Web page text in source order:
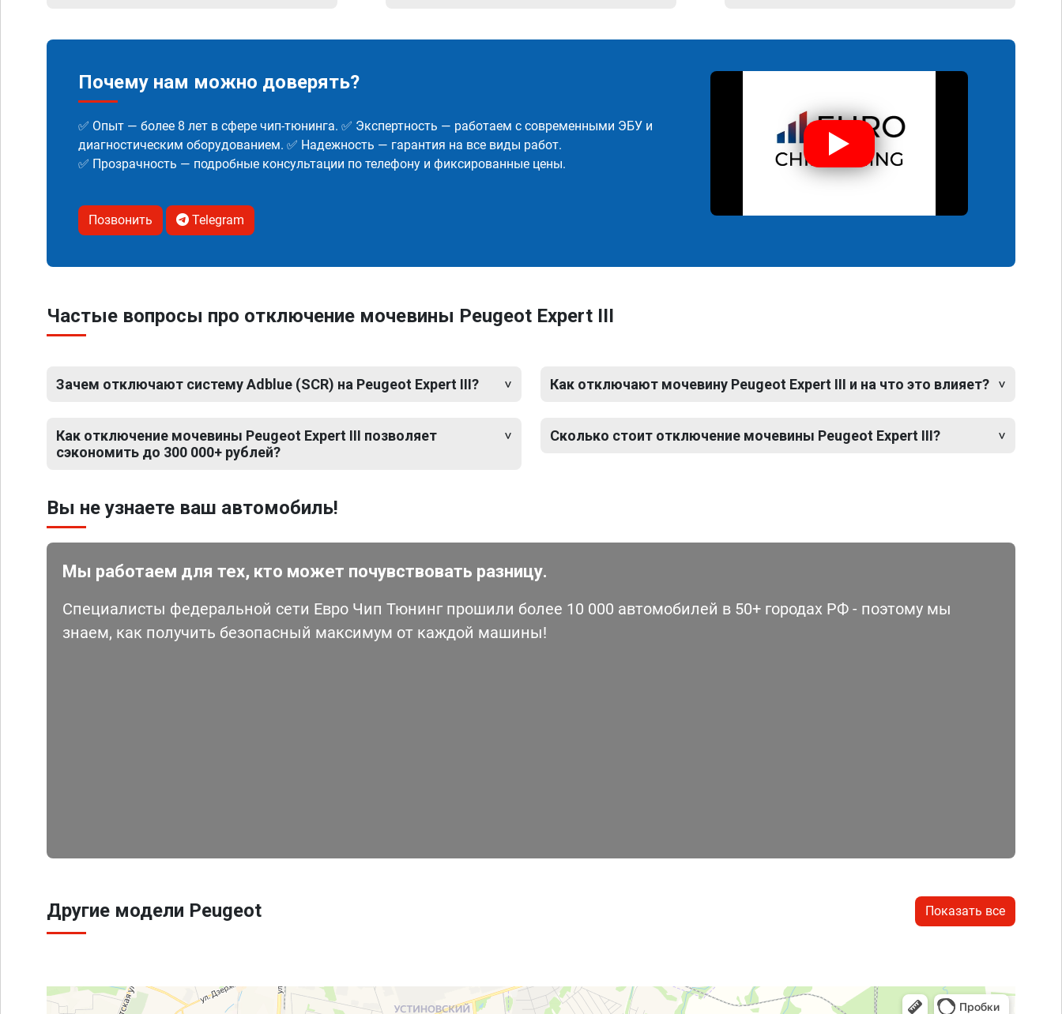
Почему нам можно доверять?
✅ Опыт — более 8 лет в сфере чип-тюнинга. ✅ Экспертность — работаем с современными ЭБУ и
диагностическим оборудованием. ✅ Надежность — гарантия на все виды работ.
✅ Прозрачность — подробные консультации по телефону и фиксированные цены.
Позвонить Telegram
Частые вопросы про отключение мочевины Peugeot Expert III
Зачем отключают систему Adblue (SCR) на Peugeot Expert III?
Как отключение мочевины Peugeot Expert III позволяет
сэкономить до 300 000+ рублей?
Как отключают мочевину Peugeot Expert III и на что это влияет?
Сколько стоит отключение мочевины Peugeot Expert III?
Вы не узнаете ваш автомобиль!
Мы работаем для тех, кто может почувствовать разницу.
Специалисты федеральной сети Евро Чип Тюнинг прошили более 10 000 автомобилей в 50+ городах РФ - поэтому мы
знаем, как получить безопасный максимум от каждой машины!
Другие модели Peugeot Показать все